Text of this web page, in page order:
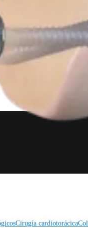
Cirugía cardiotorácica